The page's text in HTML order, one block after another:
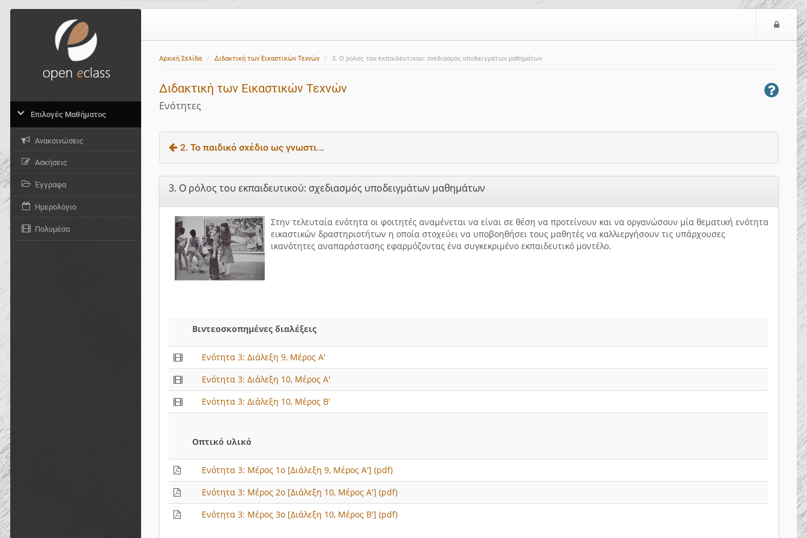
Αρχική Σελίδα Διδακτική των Εικαστικών Τεχνών 3. Ο ρόλος του εκπαιδευτικού: σχεδιασμός υποδειγμάτων μαθημάτων
Διδακτική των Εικαστικών Τεχνών
Ενότητες
2. Το παιδικό σχέδιο ως γνωστι...
3. Ο ρόλος του εκπαιδευτικού: σχεδιασμός υποδειγμάτων μαθημάτων
Στην τελευταία ενότητα οι φοιτητές αναμένεται να είναι σε θέση να προτείνουν και να οργανώσουν μία θεματική ενότητα
εικαστικών δραστηριοτήτων η οποία στοχεύει να υποβοηθήσει τους μαθητές να καλλιεργήσουν τις υπάρχουσες
ικανότητες αναπαράστασης εφαρμόζοντας ένα συγκεκριμένο εκπαιδευτικό μοντέλο.
Βιντεοσκοπημένες διαλέξεις
Ενότητα 3: Διάλεξη 9, Μέρος Α'
Ενότητα 3: Διάλεξη 10, Μέρος Α'
Ενότητα 3: Διάλεξη 10, Μέρος Β'
Οπτικό υλικό
Ενότητα 3: Μέρος 1ο [Διάλεξη 9, Μέρος Α'] (pdf)
Ενότητα 3: Μέρος 2ο [Διάλεξη 10, Μέρος Α'] (pdf)
Ενότητα 3: Μέρος 3ο [Διάλεξη 10, Μέρος Β'] (pdf)
Επιλογές Μαθήματος
Ανακοινώσεις
Ασκήσεις
Έγγραφα
Ημερολόγιο
Πολυμέσα